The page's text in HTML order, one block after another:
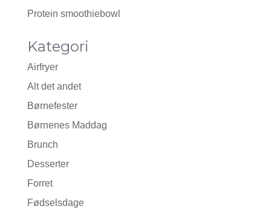
Protein smoothiebowl
Kategori
Airfryer
Alt det andet
Børnefester
Børnenes Maddag
Brunch
Desserter
Forret
Fødselsdage